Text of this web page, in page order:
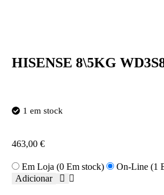
HISENSE 8\5KG
1 em stock
463,00 €
Em Loja (0 Em stock)
On-Line (1
Adicionar